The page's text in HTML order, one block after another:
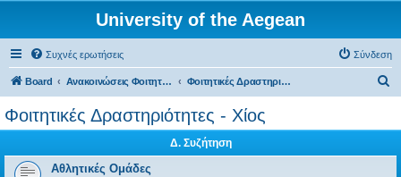
University of the Aegean
Συχνές ερωτήσεις Σύνδεση
Board Ανακοινώσεις Φοιτητικών Δραστηριοτήτων Φοιτητικές Δραστηριότητες - Χίος
Φοιτητικές Δραστηριότητες - Χίος
Δ. Συζήτηση
Αθλητικές Ομάδες